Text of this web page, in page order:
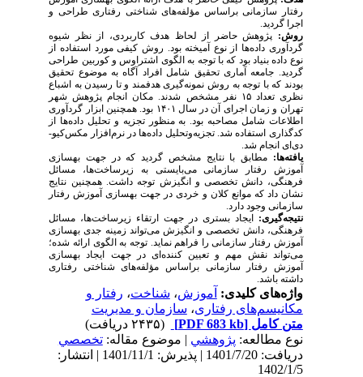
رفتار سازمانی براساس مؤلفه‌های شناختی رفتاری طراحی و
اجرا گردید.
روش:پژوهش حاضر از لحاظ هدف کاربردی، از نظر شیوه
گردآوری داده‌­ها از نوع آمیخته بود. روش کیفی مورد استفاده از
نوع داده بنیاد بود که با توجه به الگوی اشتراوس و کوربین طراحی
گردید. جامعه آماری تحقیق شامل افراد آگاه به موضوع تحقیق
بودند که با توجه به روش نمونه­‌گیری هدفمند و تا رسیدن به اشباع
نظری تعداد ۱۵ نفر مشخص شدند. مکان انجام پژوهش شهر
تهران و زمان اجرای آن در سال ۱۴۰۱ بود. همچنین ابزار گردآوری
اطلاعات شامل مصاحبه بود. به منظور تجزیه و تحلیل داده­‌ها از
کدگذاری استفاده شد. تجزیه­‌و­تحلیل داده­‌ها در نرم‌­افزار مکس­‌کیو­
دی­‌ای انجام شد.
یافته­‌ها:مطابق با نتایج مشخص گردید که در جهت بهسازی
آموزش رفتار سازمانی می‌بایستی به زیرساخت­‌ها، مسائل
فرهنگی، دانش تخصصی و انگیزش توجه داشت. همچنین نتایج
نشان داد که موانع کلان و خردی در جهت بهسازی آموزش رفتار
سازمانی وجود دارد.
نتیجه­‌گیری:ایجاد بستری در جهت ارتقاء زیرساخت­‌ها، مسائل
فرهنگی، دانش تخصصی و انگیزش می­‌تواند زمینه جدی بهسازی
آموزش رفتار سازمانی را فراهم نماید. توجه به الگوی ارائه شده؛
می­‌تواند نقش مهم و تعیین­ کننده‌­ای در جهت ایجاد بهسازی
آموزش رفتار سازمانی براساس مؤلفه‌های شناختی رفتاری
داشته باشد.
واژه‌های کلیدی:آموزش،شناخت،رفتار و
مکانیسم‌های رفتاری،سازمان و مدیریت
متن کامل[PDF 683 kb]
نوع مطالعه:پژوهشي| موضوع مقاله:تخصصي
دریافت: 1401/7/20 | پذیرش: 1401/11/1 | انتشار:
1402/1/5